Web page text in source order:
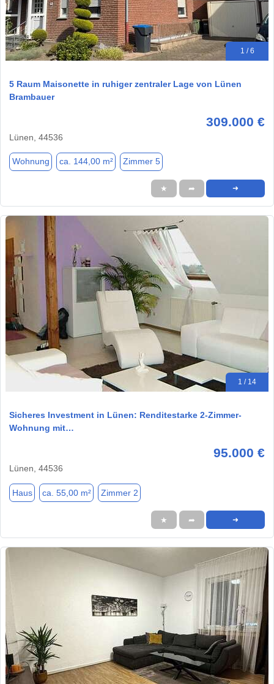
1 / 6
5 Raum Maisonette in ruhiger zentraler Lage von Lünen
Brambauer
309.000 €
Lünen, 44536
Wohnung ca. 144,00 m² Zimmer 5
★ ➦ ➜
1 / 14
Sicheres Investment in Lünen: Renditestarke 2-Zimmer-
Wohnung mit…
95.000 €
Lünen, 44536
Haus ca. 55,00 m² Zimmer 2
★ ➦ ➜